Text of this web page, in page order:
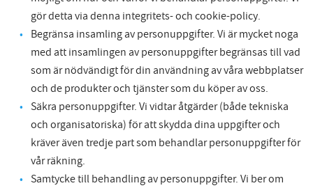
gör detta via denna integritets- och cookie-policy.
Begränsa insamling av personuppgifter. Vi är mycket noga
med att insamlingen av personuppgifter begränsas till vad
som är nödvändigt för din användning av våra webbplatser
och de produkter och tjänster som du köper av oss.
Säkra personuppgifter. Vi vidtar åtgärder (både tekniska
och organisatoriska) för att skydda dina uppgifter och
kräver även tredje part som behandlar personuppgifter för
vår räkning.
Samtycke till behandling av personuppgifter. Vi ber om